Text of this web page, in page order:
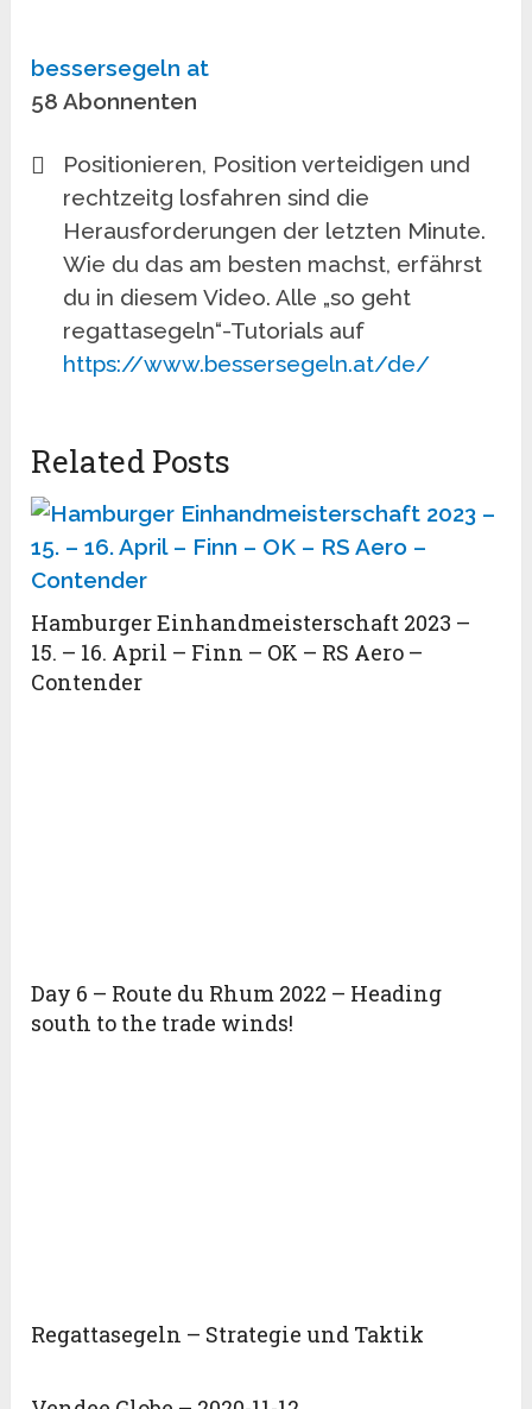
bessersegeln at
58 Abonnenten
Positionieren, Position verteidigen und
rechtzeitg losfahren sind die
Herausforderungen der letzten Minute.
Wie du das am besten machst, erfährst
du in diesem Video. Alle „so geht
regattasegeln“-Tutorials auf
https://www.bessersegeln.at/de/
Related Posts
Hamburger Einhandmeisterschaft 2023 –
15. – 16. April – Finn – OK – RS Aero –
Contender
Day 6 – Route du Rhum 2022 – Heading
south to the trade winds!
Regattasegeln – Strategie und Taktik